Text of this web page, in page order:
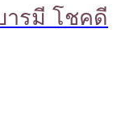
รมี โชคดี